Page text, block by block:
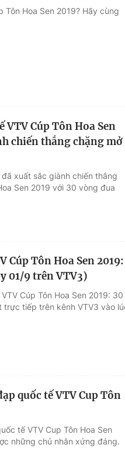
Hoa Sen 2019? Hãy cùng
VTV Cúp Tôn Hoa Sen
chiến thắng chặng mở
xuất sắc giành chiến thắng
Sen 2019 với 30 vòng đua
Cúp Tôn Hoa Sen 2019:
01/9 trên VTV3)
Cúp Tôn Hoa Sen 2019: 30
trực tiếp trên kênh VTV3 vào
quốc tế VTV Cup Tôn
tế VTV Cup Tôn Hoa Sen
những chủ nhân xứng đáng.